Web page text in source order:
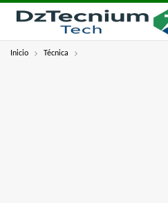
Inicio Técnica